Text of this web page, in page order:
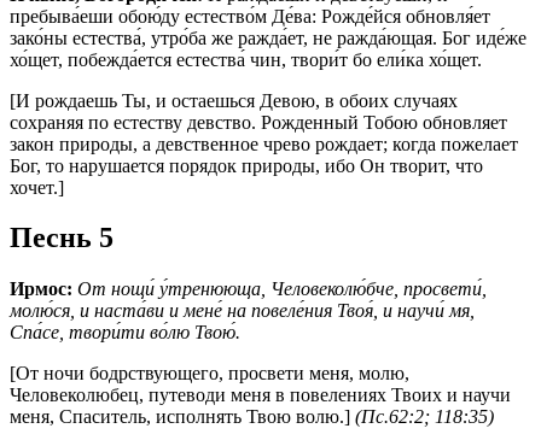
пребыва́еши обою́ду естество́м Де́ва: Рожде́йся обновля́ет
зако́ны естества́, утро́ба же ражда́ет, не ражда́ющая. Бог иде́же
хо́щет, побежда́ется естества́ чин, твори́т бо ели́ка хо́щет.
[И рождаешь Ты, и остаешься Девою, в обоих случаях
сохраняя по естеству девство. Рожденный Тобою обновляет
закон природы, а девственное чрево рождает; когда пожелает
Бог, то нарушается порядок природы, ибо Он творит, что
хочет.]
Песнь 5
Ирмос: От нощи́ у́тренююща, Человеколю́бче, просвети́,
молю́ся, и наста́ви и мене́ на повеле́ния Твоя́, и научи́ мя,
Спа́се, твори́ти во́лю Твою́.
[От ночи бодрствующего, просвети меня, молю,
Человеколюбец, путеводи меня в повелениях Твоих и научи
меня, Спаситель, исполнять Твою волю.] (Пс.62:2; 118:35)